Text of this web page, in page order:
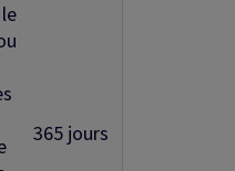
365 jours